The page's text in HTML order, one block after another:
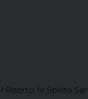
lo Spirito